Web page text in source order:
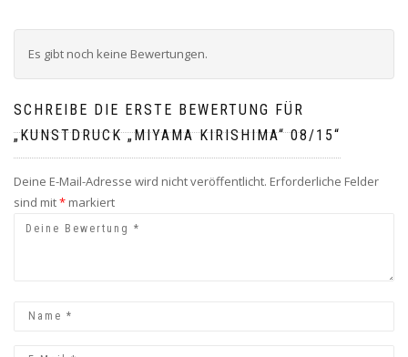
Es gibt noch keine Bewertungen.
SCHREIBE DIE ERSTE BEWERTUNG FÜR
„KUNSTDRUCK „MIYAMA KIRISHIMA“ 08/15“
Deine E-Mail-Adresse wird nicht veröffentlicht. Erforderliche Felder
sind mit* markiert